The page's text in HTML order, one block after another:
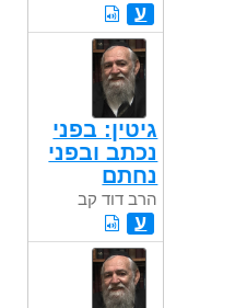
ע
גיטין: בפני
נכתב ובפני
נחתם
הרב דוד קב
ע